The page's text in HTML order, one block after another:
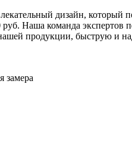
дизайн, который
Наша команда экспертов
продукции, быструю и
замера